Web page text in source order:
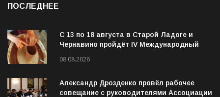
ПОСЛЕДНЕЕ
С 13 по 18 августа в Старой Ладоге и
Чернавино пройдёт IV Международный
08.08.2026
Александр Дрозденко провёл рабочее
совещание с руководителями Ассоциации